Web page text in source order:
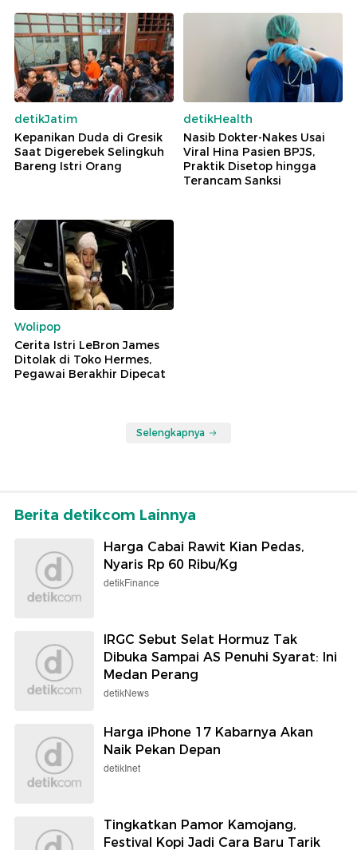
detikJatim
Kepanikan Duda di Gresik
Saat Digerebek Selingkuh
Bareng Istri Orang
detikHealth
Nasib Dokter-Nakes Usai
Viral Hina Pasien BPJS,
Praktik Disetop hingga
Terancam Sanksi
Wolipop
Cerita Istri LeBron James
Ditolak di Toko Hermes,
Pegawai Berakhir Dipecat
Selengkapnya
Berita detikcom Lainnya
Harga Cabai Rawit Kian Pedas,
Nyaris Rp 60 Ribu/Kg
detikFinance
IRGC Sebut Selat Hormuz Tak
Dibuka Sampai AS Penuhi Syarat: Ini
Medan Perang
detikNews
Harga iPhone 17 Kabarnya Akan
Naik Pekan Depan
detikInet
Tingkatkan Pamor Kamojang,
Festival Kopi Jadi Cara Baru Tarik